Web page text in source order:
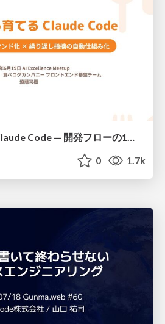
使いながら育てる Claude Code — 開発フローの1コマンド化 × 繰り返し指摘の自動仕組み化
0 1.7k